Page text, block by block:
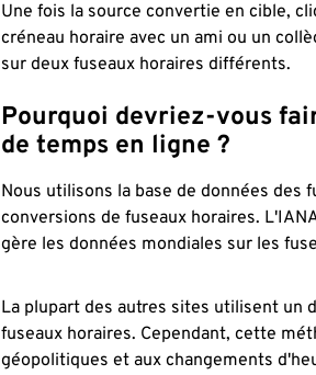
Une fois la source convertie en cible,
créneau horaire avec un ami ou un
sur deux fuseaux horaires différents.
Pourquoi devriez-vous
de temps en ligne ?
Nous utilisons la base de données des
conversions de fuseaux horaires.
gère les données mondiales sur les
La plupart des autres sites utilisent un
fuseaux horaires. Cependant, cette
géopolitiques et aux changements